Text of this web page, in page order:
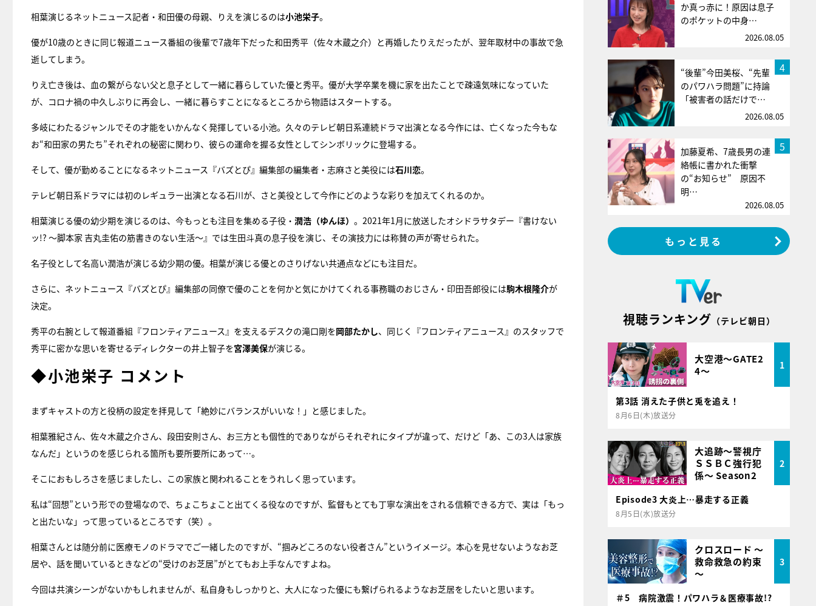
相葉演じるネットニュース記者・和田優の母親、りえを演じるのは小池栄子。
優が10歳のときに同じ報道ニュース番組の後輩で7歳年下だった和田秀平（佐々木蔵之介）と再婚したりえだったが、翌年取材中の事故で急
逝してしまう。
りえ亡き後は、血の繋がらない父と息子として一緒に暮らしていた優と秀平。優が大学卒業を機に家を出たことで疎遠気味になっていた
が、コロナ禍の中久しぶりに再会し、一緒に暮らすことになるところから物語はスタートする。
多岐にわたるジャンルでその才能をいかんなく発揮している小池。久々のテレビ朝日系連続ドラマ出演となる今作には、亡くなった今もな
お“和田家の男たち”それぞれの秘密に関わり、彼らの運命を握る女性としてシンボリックに登場する。
そして、優が勤めることになるネットニュース『バズとぴ』編集部の編集者・志麻さと美役には石川恋。
テレビ朝日系ドラマには初のレギュラー出演となる石川が、さと美役として今作にどのような彩りを加えてくれるのか。
相葉演じる優の幼少期を演じるのは、今もっとも注目を集める子役・ 潤浩（ゆんほ） 。2021年1月に放送したオシドラサタデー『書けない
ッ!? ～脚本家 吉丸圭佑の筋書きのない生活～』では生田斗真の息子役を演じ、その演技力には称賛の声が寄せられた。
名子役として名高い潤浩が演じる幼少期の優。相葉が演じる優とのさりげない共通点などにも注目だ。
さらに、ネットニュース『バズとぴ』編集部の同僚で優のことを何かと気にかけてくれる事務職のおじさん・印田吾郎役には駒木根隆介が
決定。
秀平の右腕として報道番組『フロンティアニュース』を支えるデスクの滝口剛を岡部たかし、同じく『フロンティアニュース』のスタッフで
秀平に密かな思いを寄せるディレクターの井上智子を宮澤美保が演じる。
◆小池栄子 コメント
まずキャストの方と役柄の設定を拝見して「絶妙にバランスがいいな！」と感じました。
相葉雅紀さん、佐々木蔵之介さん、段田安則さん、お三方とも個性的でありながらそれぞれにタイプが違って、だけど「あ、この3人は家族
なんだ」というのを感じられる箇所も要所要所にあって…。
そこにおもしろさを感じましたし、この家族と関われることをうれしく思っています。
私は“回想”という形での登場なので、ちょこちょこと出てくる役なのですが、監督もとても丁寧な演出をされる信頼できる方で、実は「もっ
と出たいな」って思っているところです（笑）。
相葉さんとは随分前に医療モノのドラマでご一緒したのですが、“掴みどころのない役者さん”というイメージ。本心を見せないようなお芝
居や、話を聞いているときなどの“受けのお芝居”がとてもお上手なんですよね。
今回は共演シーンがないかもしれませんが、私自身もしっかりと、大人になった優にも繋げられるようなお芝居をしたいと思います。
か真っ赤に！原因は息子
のポケットの中身…
2026.08.05
4
“後輩”今田美桜、“先輩
のパワハラ問題”に持論
「被害者の話だけで…
2026.08.05
5
加藤夏希、7歳長男の連
絡帳に書かれた衝撃
の“お知らせ” 原因不
明…
2026.08.05
もっと見る
視聴ランキング （テレビ朝日）
大空港～GATE2
4～
1
第3話 消えた子供と兎を追え！
8月6日(木)放送分
大追跡～警視庁
ＳＳＢＣ強行犯
係～ Season2
2
Episode3 大炎上…暴走する正義
8月5日(水)放送分
クロスロード ～
救命救急の約束
～
3
＃5 病院激震！パワハラ＆医療事故!?